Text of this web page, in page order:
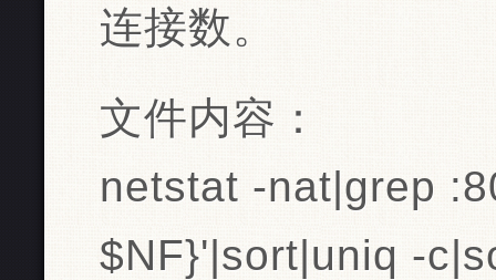
连接数。
文件内容：
netstat -nat|grep
$NF}'|sort|uniq -